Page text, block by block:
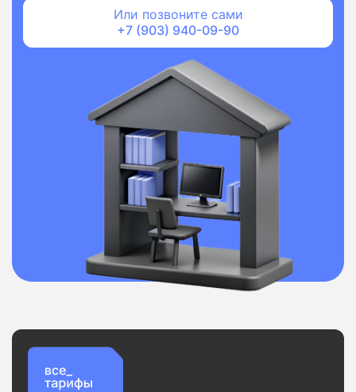
Или позвоните сами
+7 (903) 940-09-90